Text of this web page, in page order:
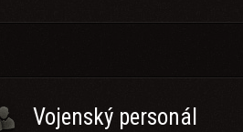
Vojenský personál